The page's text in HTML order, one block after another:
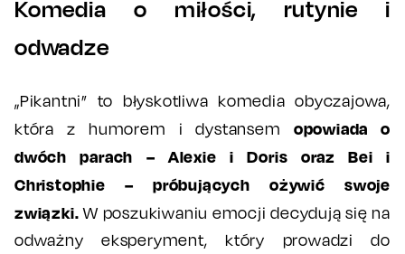
Komedia o miłości, rutynie i
odwadze
„Pikantni” to błyskotliwa komedia obyczajowa,
która z humorem i dystansem opowiada o
dwóch parach – Alexie i Doris oraz Bei i
Christophie – próbujących ożywić swoje
związki.W poszukiwaniu emocji decydują się na
odważny eksperyment, który prowadzi do